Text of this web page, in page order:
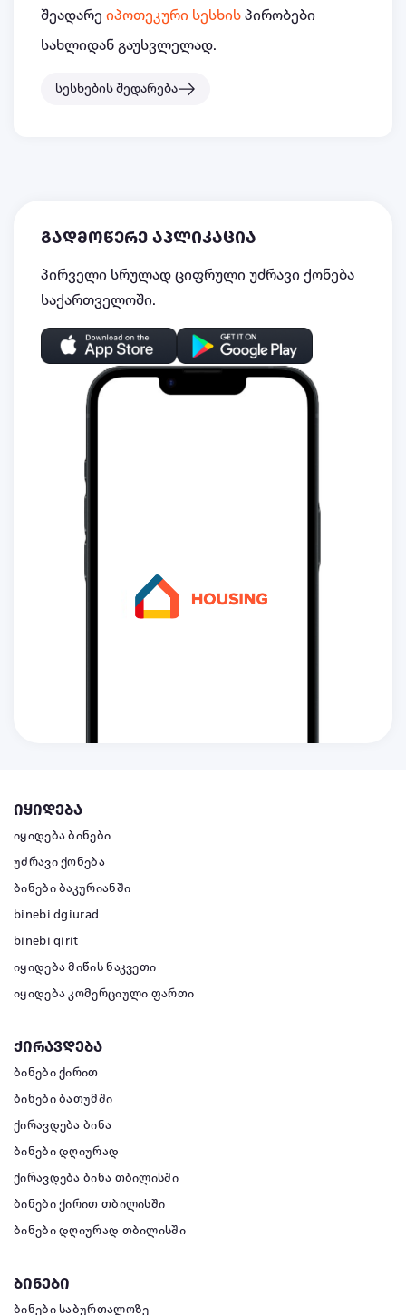
შეადარე იპოთეკური სესხის პირობები
სახლიდან გაუსვლელად.
სესხების შედარება
გადმოწერე აპლიკაცია
პირველი სრულად ციფრული უძრავი ქონება
საქართველოში.
იყიდება
იყიდება ბინები
უძრავი ქონება
ბინები ბაკურიანში
binebi dgiurad
binebi qirit
იყიდება მიწის ნაკვეთი
იყიდება კომერციული ფართი
ქირავდება
ბინები ქირით
ბინები ბათუმში
ქირავდება ბინა
ბინები დღიურად
ქირავდება ბინა თბილისში
ბინები ქირით თბილისში
ბინები დღიურად თბილისში
ბინები
ბინები საბურთალოზე